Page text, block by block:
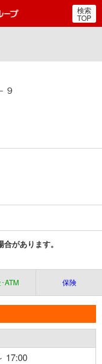
郵便局・日本郵政グルー
検索
TOP
９
があります。
ATM 保険
17:00